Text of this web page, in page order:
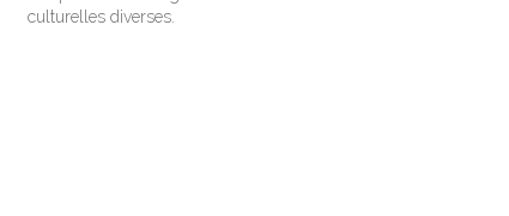
culturelles diverses.